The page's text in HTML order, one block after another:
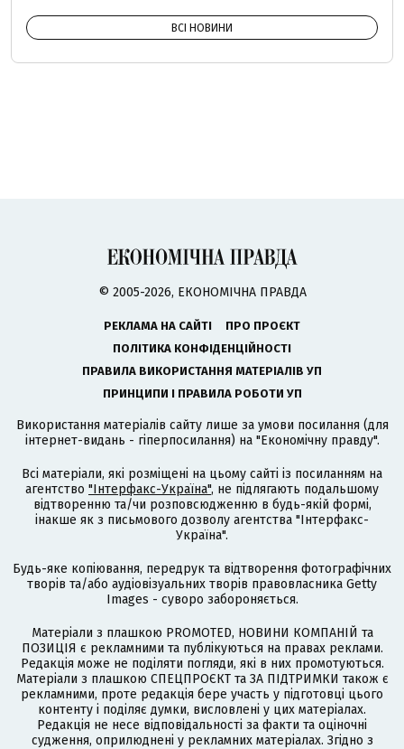
ВСІ НОВИНИ
© 2005-2026, ЕКОНОМІЧНА ПРАВДА
РЕКЛАМА НА САЙТІ
ПРО ПРОЄКТ
ПОЛІТИКА КОНФІДЕНЦІЙНОСТІ
ПРАВИЛА ВИКОРИСТАННЯ МАТЕРІАЛІВ УП
ПРИНЦИПИ І ПРАВИЛА РОБОТИ УП
Використання матеріалів сайту лише за умови посилання (для
інтернет-видань - гіперпосилання) на "Економічну правду".
Всі матеріали, які розміщені на цьому сайті із посиланням на
агентство "Інтерфакс-Україна", не підлягають подальшому
відтворенню та/чи розповсюдженню в будь-якій формі,
інакше як з письмового дозволу агентства "Інтерфакс-
Україна".
Будь-яке копіювання, передрук та відтворення фотографічних
творів та/або аудіовізуальних творів правовласника Getty
Images - суворо забороняється.
Матеріали з плашкою PROMOTED, НОВИНИ КОМПАНІЙ та
ПОЗИЦІЯ є рекламними та публікуються на правах реклами.
Редакція може не поділяти погляди, які в них промотуються.
Матеріали з плашкою СПЕЦПРОЄКТ та ЗА ПІДТРИМКИ також є
рекламними, проте редакція бере участь у підготовці цього
контенту і поділяє думки, висловлені у цих матеріалах.
Редакція не несе відповідальності за факти та оціночні
судження, оприлюднені у рекламних матеріалах. Згідно з